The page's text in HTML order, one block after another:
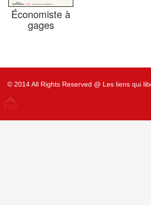
Économiste à
gages
© 2014 All Rights Reserved @ Les liens qui
TOP